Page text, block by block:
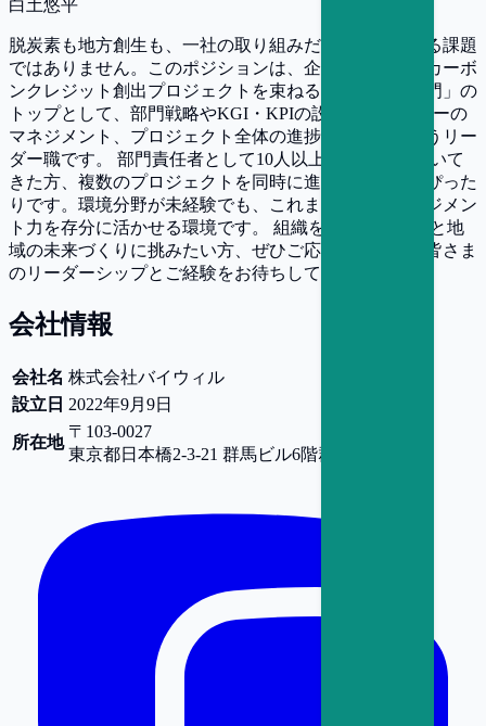
白土悠平
脱炭素も地方創生も、一社の取り組みだけで解決できる課題
ではありません。このポジションは、企業や自治体のカーボ
ンクレジット創出プロジェクトを束ねる「創出支援部門」の
トップとして、部門戦略やKGI・KPIの設計からメンバーの
マネジメント、プロジェクト全体の進捗管理までを担うリー
ダー職です。 部門責任者として10人以上のチームを率いて
きた方、複数のプロジェクトを同時に進めてきた方にぴった
りです。環境分野が未経験でも、これまで培ったマネジメン
ト力を存分に活かせる環境です。 組織を率いて脱炭素と地
域の未来づくりに挑みたい方、ぜひご応募ください。皆さま
のリーダーシップとご経験をお待ちしています。
会社情報
会社名 株式会社バイウィル
設立日 2022年9月9日
所在地
〒103-0027
東京都日本橋2-3-21 群馬ビル6階群馬ビル6階